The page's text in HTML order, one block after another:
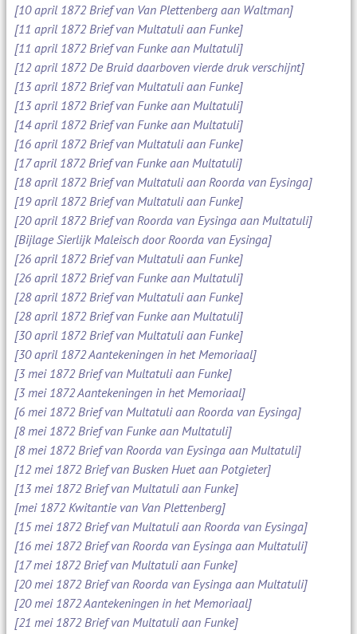
[10 april 1872 Brief van Van Plettenberg aan Waltman]
[11 april 1872 Brief van Multatuli aan Funke]
[11 april 1872 Brief van Funke aan Multatuli]
[12 april 1872 De Bruid daarboven vierde druk verschijnt]
[13 april 1872 Brief van Multatuli aan Funke]
[13 april 1872 Brief van Funke aan Multatuli]
[14 april 1872 Brief van Funke aan Multatuli]
[16 april 1872 Brief van Multatuli aan Funke]
[17 april 1872 Brief van Funke aan Multatuli]
[18 april 1872 Brief van Multatuli aan Roorda van Eysinga]
[19 april 1872 Brief van Multatuli aan Funke]
[20 april 1872 Brief van Roorda van Eysinga aan Multatuli]
[Bijlage Sierlijk Maleisch door Roorda van Eysinga]
[26 april 1872 Brief van Multatuli aan Funke]
[26 april 1872 Brief van Funke aan Multatuli]
[28 april 1872 Brief van Multatuli aan Funke]
[28 april 1872 Brief van Funke aan Multatuli]
[30 april 1872 Brief van Multatuli aan Funke]
[30 april 1872 Aantekeningen in het Memoriaal]
[3 mei 1872 Brief van Multatuli aan Funke]
[3 mei 1872 Aantekeningen in het Memoriaal]
[6 mei 1872 Brief van Multatuli aan Roorda van Eysinga]
[8 mei 1872 Brief van Funke aan Multatuli]
[8 mei 1872 Brief van Roorda van Eysinga aan Multatuli]
[12 mei 1872 Brief van Busken Huet aan Potgieter]
[13 mei 1872 Brief van Multatuli aan Funke]
[mei 1872 Kwitantie van Van Plettenberg]
[15 mei 1872 Brief van Multatuli aan Roorda van Eysinga]
[16 mei 1872 Brief van Roorda van Eysinga aan Multatuli]
[17 mei 1872 Brief van Multatuli aan Funke]
[20 mei 1872 Brief van Roorda van Eysinga aan Multatuli]
[20 mei 1872 Aantekeningen in het Memoriaal]
[21 mei 1872 Brief van Multatuli aan Funke]